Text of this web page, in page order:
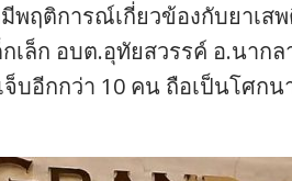
มีพฤติการณ์เกี่ยวข้องกับยาเ
เล็ก อบต.อุทัยสวรรค์ อ.นาก
จ็บอีกกว่า 10 คน ถือเป็นโศก